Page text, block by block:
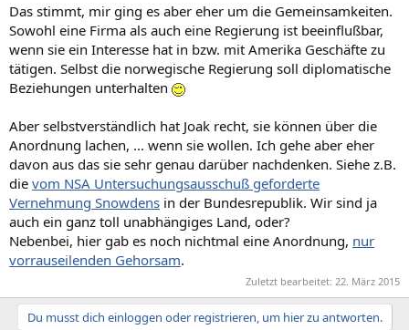
Das stimmt, mir ging es aber eher um die Gemeinsamkeiten.
Sowohl eine Firma als auch eine Regierung ist beeinflußbar,
wenn sie ein Interesse hat in bzw. mit Amerika Geschäfte zu
tätigen. Selbst die norwegische Regierung soll diplomatische
Beziehungen unterhalten
Aber selbstverständlich hat Joak recht, sie können über die
Anordnung lachen, ... wenn sie wollen. Ich gehe aber eher
davon aus das sie sehr genau darüber nachdenken. Siehe z.B.
die vom NSA Untersuchungsausschuß geforderte
Vernehmung Snowdens in der Bundesrepublik. Wir sind ja
auch ein ganz toll unabhängiges Land, oder?
Nebenbei, hier gab es noch nichtmal eine Anordnung, nur
vorrauseilenden Gehorsam.
Zuletzt bearbeitet: 22. März 2015
Du musst dich einloggen oder registrieren, um hier zu antworten.